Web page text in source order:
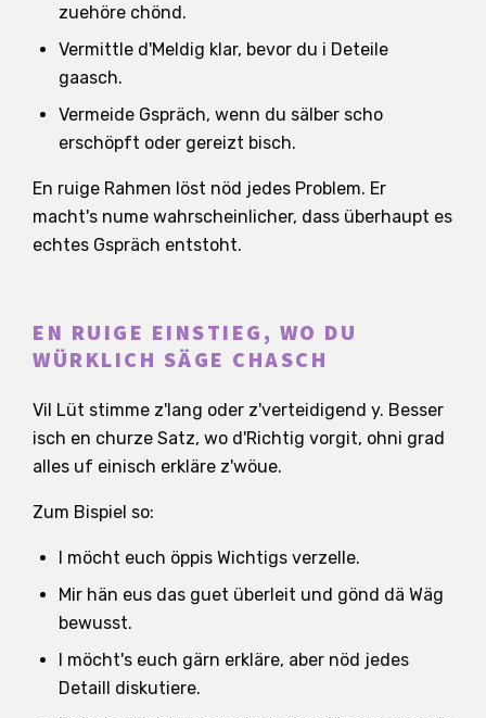
zuehöre chönd.
Vermittle d'Meldig klar, bevor du i Deteile
gaasch.
Vermeide Gspräch, wenn du sälber scho
erschöpft oder gereizt bisch.
En ruige Rahmen löst nöd jedes Problem. Er
macht's nume wahrscheinlicher, dass überhaupt es
echtes Gspräch entstoht.
EN RUIGE EINSTIEG, WO DU
WÜRKLICH SÄGE CHASCH
Vil Lüt stimme z'lang oder z'verteidigend y. Besser
isch en churze Satz, wo d'Richtig vorgit, ohni grad
alles uf einisch erkläre z'wöue.
Zum Bispiel so:
I möcht euch öppis Wichtigs verzelle.
Mir hän eus das guet überleit und gönd dä Wäg
bewusst.
I möcht's euch gärn erkläre, aber nöd jedes
Detaill diskutiere.